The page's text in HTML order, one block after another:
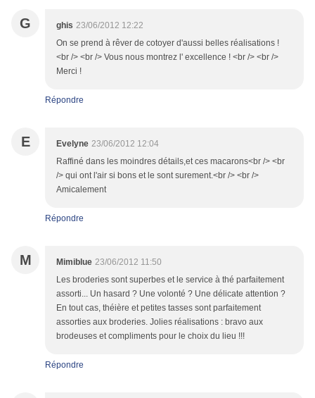
G ghis 23/06/2012 12:22
On se prend à rêver de cotoyer d'aussi belles réalisations !
<br /> <br /> Vous nous montrez l' excellence ! <br /> <br />
Merci !
Répondre
E Evelyne 23/06/2012 12:04
Raffiné dans les moindres détails,et ces macarons<br /> <br
/> qui ont l'air si bons et le sont surement.<br /> <br />
Amicalement
Répondre
M Mimiblue 23/06/2012 11:50
Les broderies sont superbes et le service à thé parfaitement
assorti... Un hasard ? Une volonté ? Une délicate attention ?
En tout cas, théière et petites tasses sont parfaitement
assorties aux broderies. Jolies réalisations : bravo aux
brodeuses et compliments pour le choix du lieu !!!
Répondre